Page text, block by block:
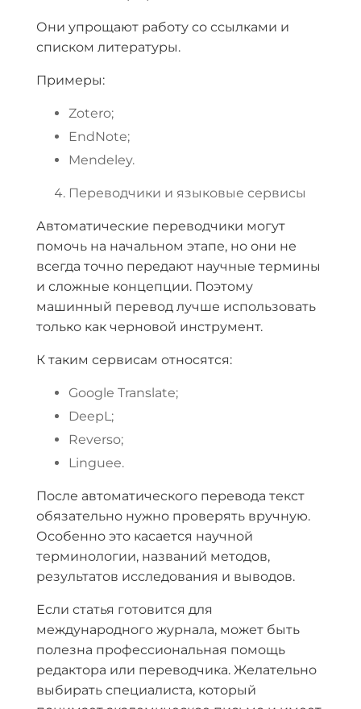
Они упрощают работу со ссылками и
списком литературы.
Примеры:
Zotero;
EndNote;
Mendeley.
Переводчики и языковые сервисы
Автоматические переводчики могут
помочь на начальном этапе, но они не
всегда точно передают научные термины
и сложные концепции. Поэтому
машинный перевод лучше использовать
только как черновой инструмент.
К таким сервисам относятся:
Google Translate;
DeepL;
Reverso;
Linguee.
После автоматического перевода текст
обязательно нужно проверять вручную.
Особенно это касается научной
терминологии, названий методов,
результатов исследования и выводов.
Если статья готовится для
международного журнала, может быть
полезна профессиональная помощь
редактора или переводчика. Желательно
выбирать специалиста, который